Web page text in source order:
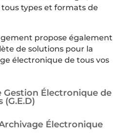
types et formats de
propose également
de solutions pour la
électronique de tous vos
Gestion Électronique de
Électronique